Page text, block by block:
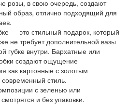
розы, в свою очередь, создают
образ, отлично подходящий для
— это стильный подарок, который
не требует дополнительной вазы
губке внутри. Бархатные или
создают ощущение
как картонные с золотым
стиль.
с зеленью или
и без упаковки.